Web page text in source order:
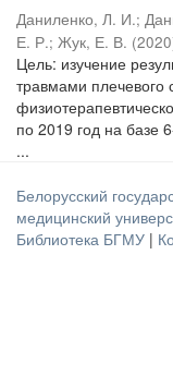
Даниленко, Л. И.;
Е. Р.; Жук, Е. В. (2020
Цель: изучение
травмами плечевого
по 2019 год на базе
...
Белорусский
медицинский
Библиотека БГМУ |